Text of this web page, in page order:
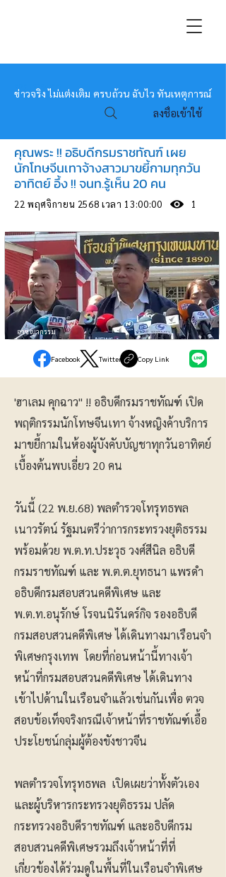
หมอข่าว
ข่าวจริง ไม่แต่งเติม ครบถ้วน ฉับไว ทันเหตุการณ์
ลงชื่อเข้าใช้
คุณพระ !! อธิบดีกรมราชทัณฑ์ เผย
นักโทษจีนเทาจ้างสาวมาขยี้กามทุกวัน
อาทิตย์ อึ้ง !! จนท.รู้เห็น 20 คน
22 พฤศจิกายน 2568 เวลา 13:00:00 1
อาชญากรรม
Facebook Twitter Copy Link
'ฮาเลม คุกฉาว" !! อธิบดีกรมราชทัณฑ์ เปิด
พฤติกรรมนักโทษจีนเทา จ้างหญิงค้าบริการ
มาขยี้กามในห้องผู้บังคับบัญชาทุกวันอาทิตย์
เบื้องต้นพบเอี่ยว 20 คน
วันนี้ (22 พ.ย.68) พลตำรวจโทรุทธพล
เนาวรัตน์ รัฐมนตรีว่าการกระทรวงยุติธรรม
พร้อมด้วย พ.ต.ท.ประวุธ วงศ์สีนิล อธิบดี
กรมราชทัณฑ์ และ พ.ต.ต.ยุทธนา แพรดำ
อธิบดีกรมสอบสวนคดีพิเศษ และ
พ.ต.ท.อนุรักษ์ โรจนนิรันดร์กิจ รองอธิบดี
กรมสอบสวนคดีพิเศษ ได้เดินทางมาเรือนจำ
พิเศษกรุงเทพ โดยที่ก่อนหน้านี้ทางเจ้า
หน้าที่กรมสอบสวนคดีพิเศษ ได้เดินทาง
เข้าไปด้านในเรือนจำแล้วเช่นกันเพื่อ ตวจ
สอบข้อเท็จจริงกรณีเจ้าหน้าที่ราชทัณฑ์เอื้อ
ประโยชน์กลุ่มผู้ต้องขังชาวจีน
พลตำรวจโทรุทธพล เปิดเผยว่าทั้งตัวเอง
และผู้บริหารกระทรวงยุติธรรม ปลัด
กระทรวงอธิบดีราชทัณฑ์ และอธิบดีกรม
สอบสวนคดีพิเศษรวมถึงเจ้าหน้าที่ที่
เกี่ยวข้องได้ร่วมดูในพื้นที่ในเรือนจำพิเศษ